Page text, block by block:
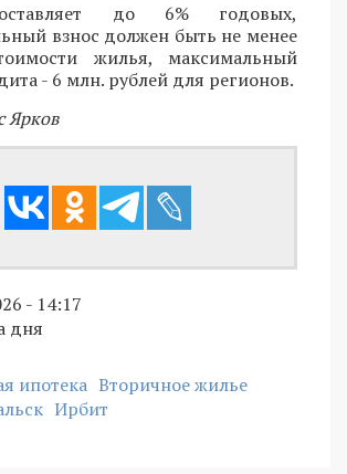
до 6% годовых,
взнос должен быть не менее
жилья, максимальный
- 6 млн. рублей для регионов.
Ярков
- 14:17
дня
ипотека Вторичное жилье
Ирбит